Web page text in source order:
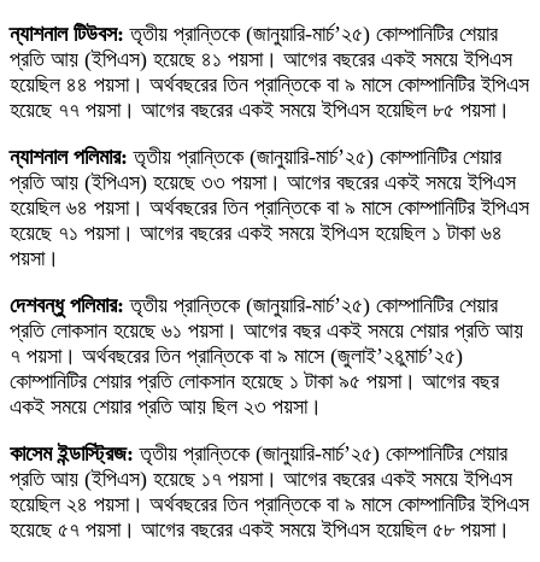
ন্যাশনাল টিউবস: তৃতীয় প্রান্তিকে (জানুয়ারি-মার্চ’২৫) কোম্পানিটির শেয়ার
প্রতি আয় (ইপিএস) হয়েছে ৪১ পয়সা। আগের বছরের একই সময়ে ইপিএস
হয়েছিল ৪৪ পয়সা। অর্থবছরের তিন প্রান্তিকে বা ৯ মাসে কোম্পানিটির ইপিএস
হয়েছে ৭৭ পয়সা। আগের বছরের একই সময়ে ইপিএস হয়েছিল ৮৫ পয়সা।
ন্যাশনাল পলিমার: তৃতীয় প্রান্তিকে (জানুয়ারি-মার্চ’২৫) কোম্পানিটির শেয়ার
প্রতি আয় (ইপিএস) হয়েছে ৩৩ পয়সা। আগের বছরের একই সময়ে ইপিএস
হয়েছিল ৬৪ পয়সা। অর্থবছরের তিন প্রান্তিকে বা ৯ মাসে কোম্পানিটির ইপিএস
হয়েছে ৭১ পয়সা। আগের বছরের একই সময়ে ইপিএস হয়েছিল ১ টাকা ৬৪
পয়সা।
দেশবন্ধু পলিমার: তৃতীয় প্রান্তিকে (জানুয়ারি-মার্চ’২৫) কোম্পানিটির শেয়ার
প্রতি লোকসান হয়েছে ৬১ পয়সা। আগের বছর একই সময়ে শেয়ার প্রতি আয়
৭ পয়সা। অর্থবছরের তিন প্রান্তিকে বা ৯ মাসে (জুলাই’২৪ুমার্চ’২৫)
কোম্পানিটির শেয়ার প্রতি লোকসান হয়েছে ১ টাকা ৯৫ পয়সা। আগের বছর
একই সময়ে শেয়ার প্রতি আয় ছিল ২৩ পয়সা।
কাসেম ইন্ডাস্ট্রিজ: তৃতীয় প্রান্তিকে (জানুয়ারি-মার্চ’২৫) কোম্পানিটির শেয়ার
প্রতি আয় (ইপিএস) হয়েছে ১৭ পয়সা। আগের বছরের একই সময়ে ইপিএস
হয়েছিল ২৪ পয়সা। অর্থবছরের তিন প্রান্তিকে বা ৯ মাসে কোম্পানিটির ইপিএস
হয়েছে ৫৭ পয়সা। আগের বছরের একই সময়ে ইপিএস হয়েছিল ৫৮ পয়সা।